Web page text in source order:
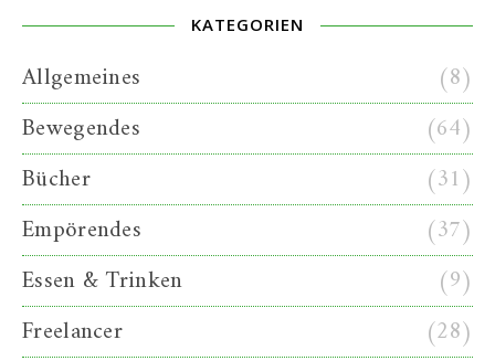
KATEGORIEN
Allgemeines
(8)
Bewegendes
(64)
Bücher
(31)
Empörendes
(37)
Essen & Trinken
(9)
Freelancer
(28)